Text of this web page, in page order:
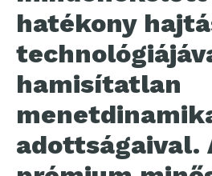
hatékony
hamisítatlan
adottságaival.